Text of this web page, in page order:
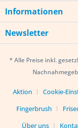
Informationen
Newsletter
* Alle Preise inkl.
Aktion Cookie-
Fingerbrush
Über uns